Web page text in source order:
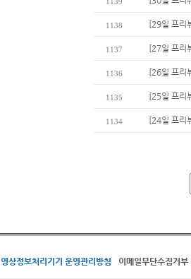
1138 [29일 프리
1137 [27일 프리
1136 [26일 프리
1135 [25일 프리
1134 [24일 프리
영상정보처리기기 운영관리방침 이메일무단수집거부